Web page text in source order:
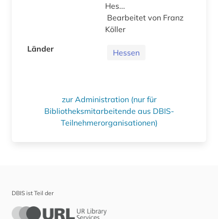
Hes...
Bearbeitet von Franz
Köller
Länder
Hessen
zur Administration (nur für
Bibliotheksmitarbeitende aus DBIS-
Teilnehmerorganisationen)
DBIS ist Teil der